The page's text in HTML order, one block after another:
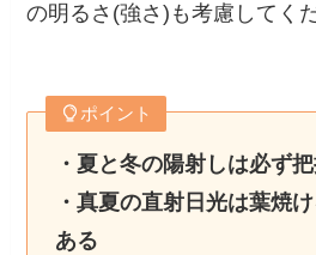
の明るさ(強さ)も考慮してく
ポイント
・夏と冬の陽射しは必ず
・真夏の直射日光は葉焼
ある